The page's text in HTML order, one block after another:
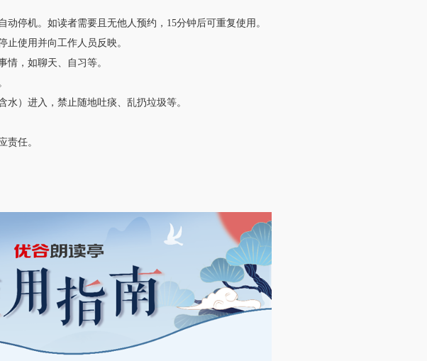
停机。如读者需要且无他人预约，15分钟后可重复使用。
使用并向工作人员反映。
，如聊天、自习等。
）进入，禁止随地吐痰、乱扔垃圾等。
任。